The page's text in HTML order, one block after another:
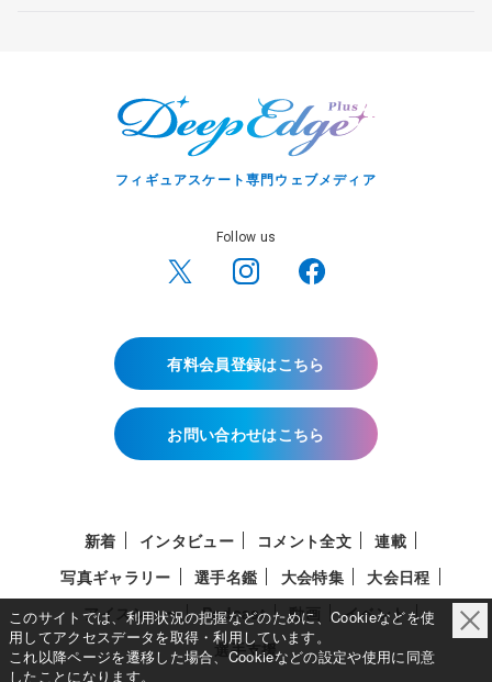
フィギュアスケート専門ウェブメディア
Follow us
有料会員登録はこちら
お問い合わせはこちら
新着 インタビュー コメント全文
連載
写真ギャラリー
選手名鑑 大会特集
大会日程
アイスショー
Podcast 動画
イベント
選手支援
このサイトでは、利用状況の把握などのために、Cookieなどを使
用してアクセスデータを取得・利用しています。
これ以降ページを遷移した場合、Cookieなどの設定や使用に同意
したことになります。